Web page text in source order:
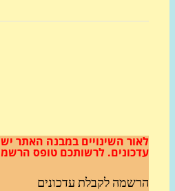
השינויים במבנה האתריש
לרשותכם טופס הרשמה קצר:
לקבלת עדכונים